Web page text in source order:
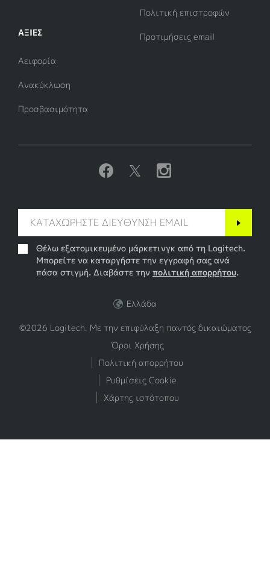
ΑΞΊΕΣ
Αειφορία
Ανακύκλωση
Προσβασιμότητα
Πολιτική επιστροφών
Προτιμήσεις email
Θέλω εξατομικευμένο μάρκετινγκ από τη Logitech.
Μπορείτε να καταργήστε την εγγραφή σας ανά
πάσα στιγμή. Διαβάστε την πολιτική απορρήτου.
©2026 Logitech. Με την επιφύλαξη παντός δικαιώματος
Όροι Χρήσης
Πολιτική απορρήτου
Ρυθμίσεις Cookie
Χάρτης ιστότοπου
Ελλάδα